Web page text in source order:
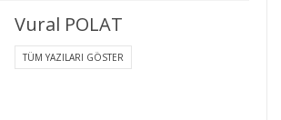
Vural POLAT
TÜM YAZILARI GÖSTER